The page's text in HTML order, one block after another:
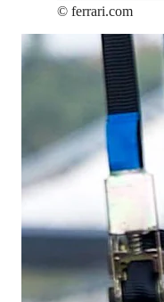
© ferrari.com